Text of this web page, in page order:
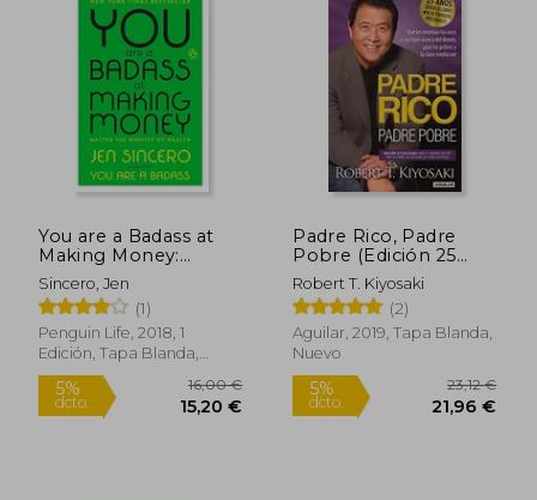
5%
dcto.
You are a Badass at
Making Money:
Master the Mindset of
Wealth (en Inglés)
Sincero, Jen
(1)
Penguin Life, 2018, 1
Edición, Tapa Blanda,
Nuevo
Padre Rico, Padre
Pobre (Edición 25
Aniversario)
Robert T. Kiyosaki
(2)
Aguilar, 2019, Tapa Blanda,
Nuevo